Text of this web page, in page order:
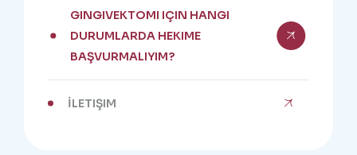
GINGIVEKTOMI IÇIN HANGI
DURUMLARDA HEKIME
BAŞVURMALIYIM?
İLETIŞIM